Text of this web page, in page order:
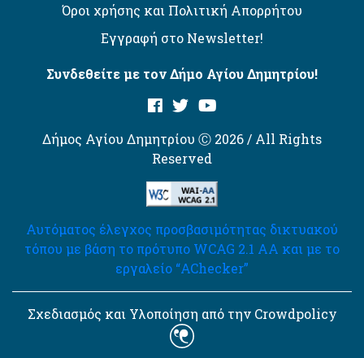
Όροι χρήσης και Πολιτική Απορρήτου
Εγγραφή στο Newsletter!
Συνδεθείτε με τον Δήμο Αγίου Δημητρίου!
Δήμος Αγίου Δημητρίου Ⓒ 2026 / All Rights
Reserved
Αυτόματος έλεγχος προσβασιμότητας δικτυακού
τόπου με βάση το πρότυπο WCAG 2.1 AA και με το
εργαλείο “AChecker”
Σχεδιασμός και Υλοποίηση από την Crowdpolicy